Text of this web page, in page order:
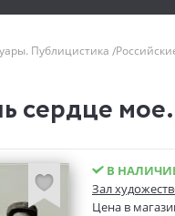
Публицистика
сердце
В
Зал
Цена в